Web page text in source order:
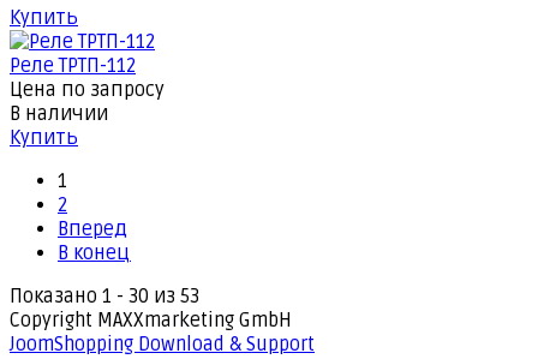
Купить
Реле ТРТП-112
Цена по запросу
В наличии
Купить
1
2
Вперед
В конец
Показано 1 - 30 из 53
Copyright MAXXmarketing GmbH
JoomShopping Download & Support